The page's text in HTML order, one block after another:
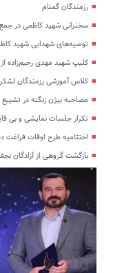
رزمندگان گمنام
سخنرانی شهید کاظمی در جمع
توصیه‌های شهدایی شهید
کلیپ شهید مهدی رحیم‌زاده از
کلاس آموزشی رزمندگان لشکر8 در اوایل
مصاحبه بیژن زنگنه در
تکرار جلسات نمایشی و بی
اختتامیه طرح اوقات فراغت دختران
بازگشت گروهی از آزادگان